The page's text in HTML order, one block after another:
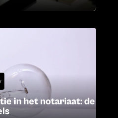
in het notariaat: de